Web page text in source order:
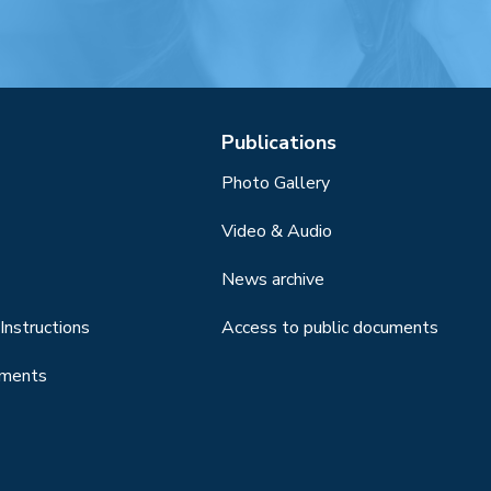
Publications
Photo Gallery
Video & Audio
News archive
Access to public documents